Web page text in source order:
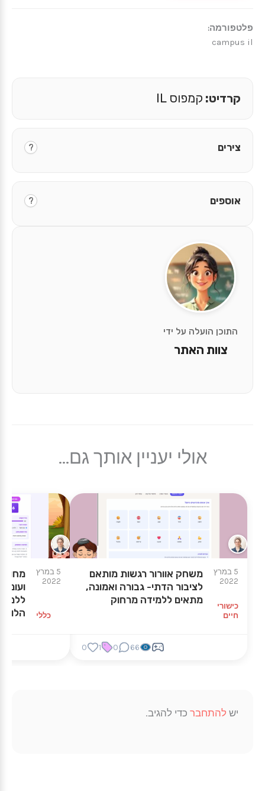
פלטפורמה:
campus il
התוכן הועלה על ידי
צוות האתר
קרדיט: קמפוס IL
צירים ?
אוספים ?
אולי יעניין אותך גם...
5 במרץ
2022
כישורי
חיים
משחק אוורור רגשות מותאם
לציבור הדתי- גבורה ואמונה,
מתאים ללמידה מרחוק
66
0
1
0
5 במרץ
2022
כללי
יש להתחבר כדי להגיב.